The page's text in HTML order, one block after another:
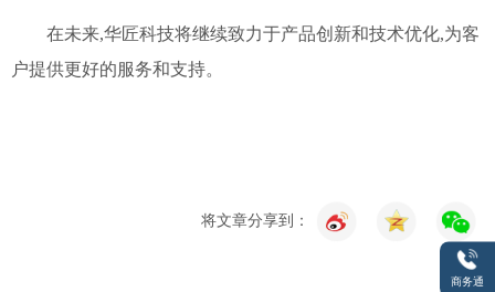
在未来,华匠科技将继续致力于产品创新和技术优化,为客
户提供更好的服务和支持。
将文章分享到：
商务通